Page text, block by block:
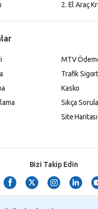
2. El Araç
MTV
Trafik
Kasko
Sıkça
Site Haritası
Bizi Takip Edin